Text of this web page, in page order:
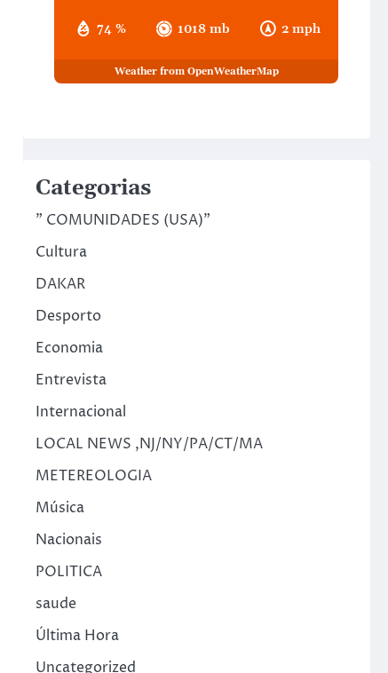
74 % 1018 mb 2 mph
Weather from OpenWeatherMap
Categorias
" COMUNIDADES (USA)"
Cultura
DAKAR
Desporto
Economia
Entrevista
Internacional
LOCAL NEWS ,NJ/NY/PA/CT/MA
METEREOLOGIA
Música
Nacionais
POLITICA
saude
Última Hora
Uncategorized